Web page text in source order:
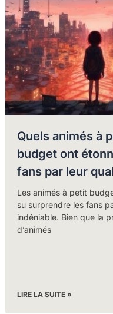
Quels animés à
budget ont
fans par leur
Les animés à petit
su surprendre les fans
indéniable. Bien que la
d’animés
LIRE LA SUITE »